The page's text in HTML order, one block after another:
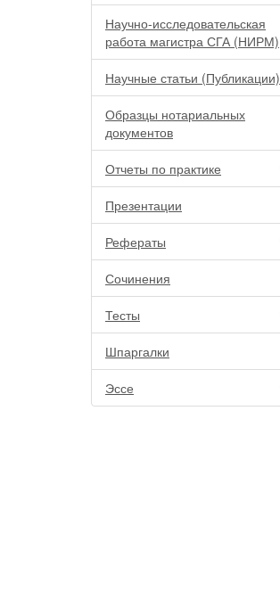
Научно-исследовательская
работа магистра СГА (НИРМ)
Научные статьи (Публикации)
Образцы нотариальных
документов
Отчеты по практике
Презентации
Рефераты
Сочинения
Тесты
Шпаргалки
Эссе